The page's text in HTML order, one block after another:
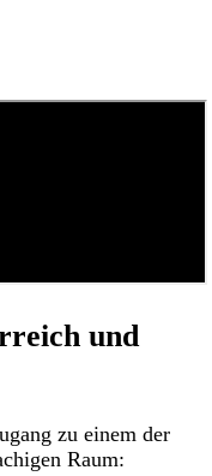
und
zu einem der
Raum: